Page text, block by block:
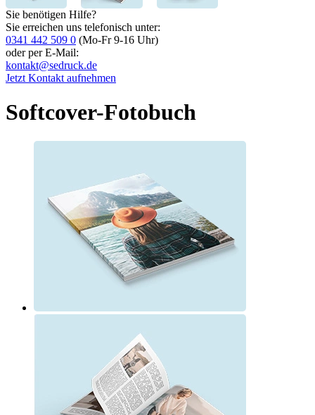
Sie benötigen Hilfe?
Sie erreichen uns telefonisch unter:
0341 442 509 0 (Mo-Fr 9-16 Uhr)
oder per E-Mail:
kontakt@sedruck.de
Jetzt Kontakt aufnehmen
Softcover-Fotobuch